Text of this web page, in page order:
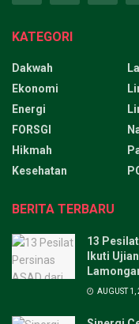
KATEGORI
Dakwah
Ekonomi
Energi
FORSGI
Hikmah
Kesehatan
BERITA TERBARU
13
Ikuti
AUGUST 1,